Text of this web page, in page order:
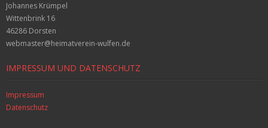
Johannes Krümpel
Wittenbrink 16
46286 Dorsten
webmaster@heimatverein-wulfen.de
IMPRESSUM UND DATENSCHUTZ
Impressum
Datenschutz